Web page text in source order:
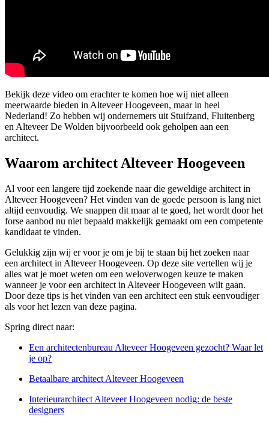
Bekijk deze video om erachter te komen hoe wij niet alleen
meerwaarde bieden in Alteveer Hoogeveen, maar in heel
Nederland! Zo hebben wij ondernemers uit Stuifzand, Fluitenberg
en Alteveer De Wolden bijvoorbeeld ook geholpen aan een
architect.
Waarom architect Alteveer Hoogeveen
Al voor een langere tijd zoekende naar die geweldige architect in
Alteveer Hoogeveen? Het vinden van de goede persoon is lang niet
altijd eenvoudig. We snappen dit maar al te goed, het wordt door het
forse aanbod nu niet bepaald makkelijk gemaakt om een competente
kandidaat te vinden.
Gelukkig zijn wij er voor je om je bij te staan bij het zoeken naar
een architect in Alteveer Hoogeveen. Op deze site vertellen wij je
alles wat je moet weten om een weloverwogen keuze te maken
wanneer je voor een architect in Alteveer Hoogeveen wilt gaan.
Door deze tips is het vinden van een architect een stuk eenvoudiger
als voor het lezen van deze pagina.
Spring direct naar:
Een architectenbureau Alteveer Hoogeveen gezocht? Waar let
je op?
Betaalbare architect Alteveer Hoogeveen
Interieurarchitect Alteveer Hoogeveen nodig: de beste
designers